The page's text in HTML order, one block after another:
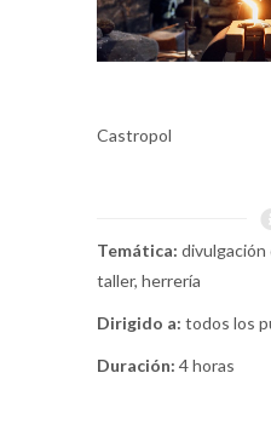
Castropol
Temática: divulgación
taller, herrería
Dirigido a: todos los
Duración: 4 horas